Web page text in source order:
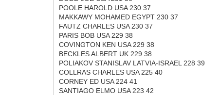
POOLE HAROLD USA 230 37
MAKKAWY MOHAMED EGYPT 230 37
FAUTZ CHARLES USA 230 37
PARIS BOB USA 229 38
COVINGTON KEN USA 229 38
BECKLES ALBERT UK 229 38
POLIAKOV STANISLAV LATVIA-ISRAEL 228 39
COLLRAS CHARLES USA 225 40
CORNEY ED USA 224 41
SANTIAGO ELMO USA 223 42